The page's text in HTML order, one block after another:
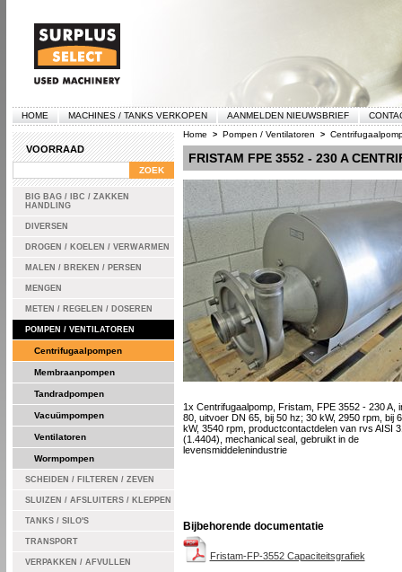
HOME MACHINES / TANKS VERKOPEN AANMELDEN NIEUWSBRIEF
VOORRAAD
BIG BAG / IBC / ZAKKEN
HANDLING
DIVERSEN
DROGEN / KOELEN / VERWARMEN
MALEN / BREKEN / PERSEN
MENGEN
METEN / REGELEN / DOSEREN
POMPEN / VENTILATOREN
Centrifugaalpompen
Membraanpompen
Tandradpompen
Vacuümpompen
Ventilatoren
Wormpompen
SCHEIDEN / FILTEREN / ZEVEN
SLUIZEN / AFSLUITERS / KLEPPEN
TANKS / SILO'S
TRANSPORT
VERPAKKEN / AFVULLEN
Home > Pompen / Ventilatoren >
FRISTAM FPE 3552 - 230 A
1x Centrifugaalpomp, Fristam, FPE 3552 - 230 A,
80, uitvoer DN 65, bij 50 hz; 30 kW, 2950 rpm, bij
kW, 3540 rpm, productcontactdelen van rvs AISI
(1.4404), mechanical seal, gebruikt in de
levensmiddelenindustrie
Bijbehorende documentatie
Fristam-FP-3552 Capaciteitsgrafiek